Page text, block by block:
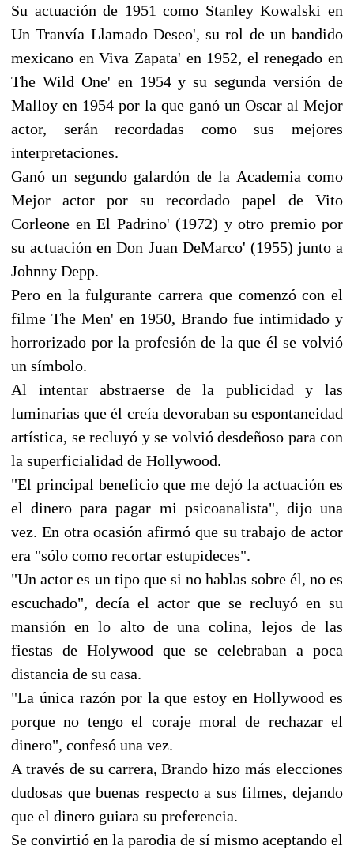
Su actuación de 1951 como Stanley Kowalski en
Un Tranvía Llamado Deseo', su rol de un bandido
mexicano en Viva Zapata' en 1952, el renegado en
The Wild One' en 1954 y su segunda versión de
Malloy en 1954 por la que ganó un Oscar al Mejor
actor, serán recordadas como sus mejores
interpretaciones.
Ganó un segundo galardón de la Academia como
Mejor actor por su recordado papel de Vito
Corleone en El Padrino' (1972) y otro premio por
su actuación en Don Juan DeMarco' (1955) junto a
Johnny Depp.
Pero en la fulgurante carrera que comenzó con el
filme The Men' en 1950, Brando fue intimidado y
horrorizado por la profesión de la que él se volvió
un símbolo.
Al intentar abstraerse de la publicidad y las
luminarias que él creía devoraban su espontaneidad
artística, se recluyó y se volvió desdeñoso para con
la superficialidad de Hollywood.
"El principal beneficio que me dejó la actuación es
el dinero para pagar mi psicoanalista", dijo una
vez. En otra ocasión afirmó que su trabajo de actor
era "sólo como recortar estupideces".
"Un actor es un tipo que si no hablas sobre él, no es
escuchado", decía el actor que se recluyó en su
mansión en lo alto de una colina, lejos de las
fiestas de Holywood que se celebraban a poca
distancia de su casa.
"La única razón por la que estoy en Hollywood es
porque no tengo el coraje moral de rechazar el
dinero", confesó una vez.
A través de su carrera, Brando hizo más elecciones
dudosas que buenas respecto a sus filmes, dejando
que el dinero guiara su preferencia.
Se convirtió en la parodia de sí mismo aceptando el